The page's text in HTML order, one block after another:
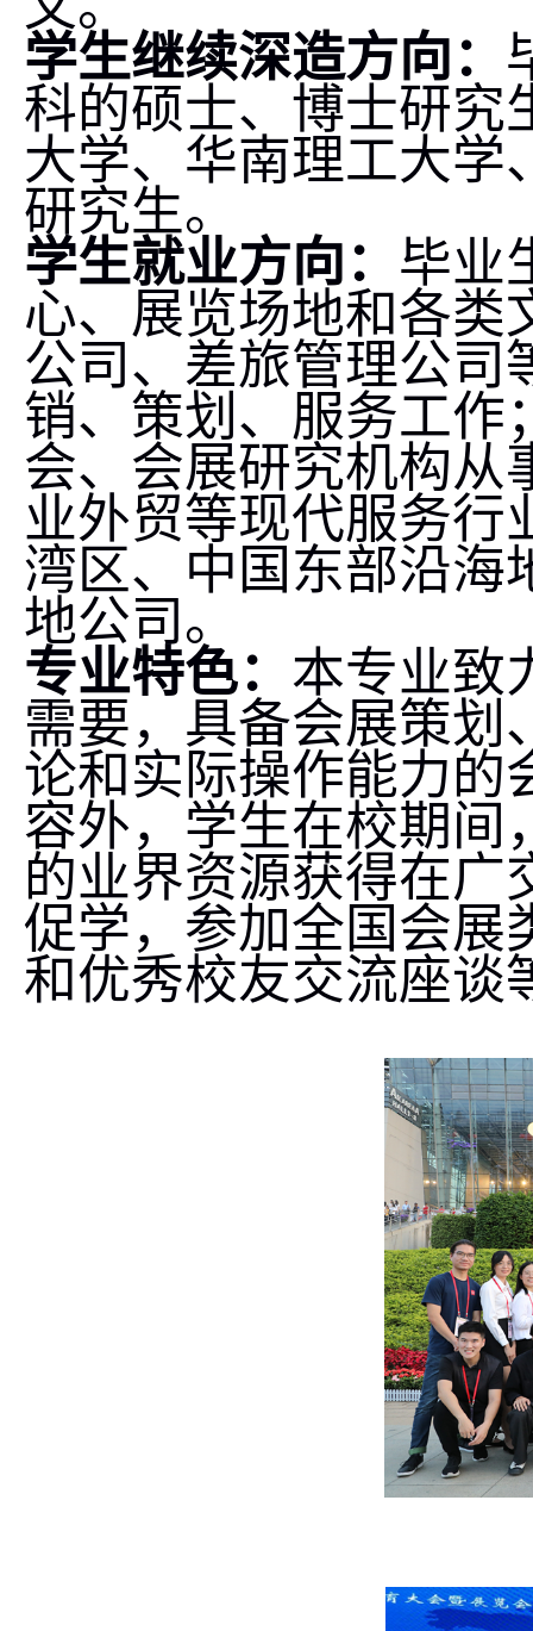
学生继续深造方向：
科的硕士、博士研究
大学、华南理工大学
研究生。
学生就业方向： 毕业
心、展览场地和各类
公司、差旅管理公司
销、策划、服务工作
会、会展研究机构从
业外贸等现代服务行
湾区、中国东部沿海
地公司。
专业特色： 本专业致
需要，具备会展策划
论和实际操作能力的
容外，学生在校期间
的业界资源获得在广
促学，参加全国会展
和优秀校友交流座谈